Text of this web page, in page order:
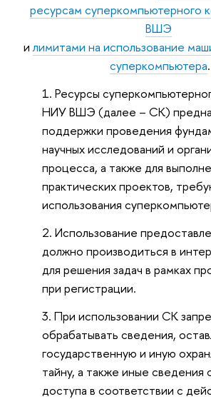
ресурсам суперкомпьютерного
ВШЭ
илимитами на использование
суперкомпьютера.
Ресурсы
НИУ ВШЭ (далее – СК)
поддержки проведения
научных исследований и
процесса, а также для
практических проектов,
использования
Использование
должно производиться в
для решения задач в рамках
при регистрации.
При использовании СК
обрабатывать сведения,
государственную и иную
тайну, а также иные сведения
доступа в соответствии с